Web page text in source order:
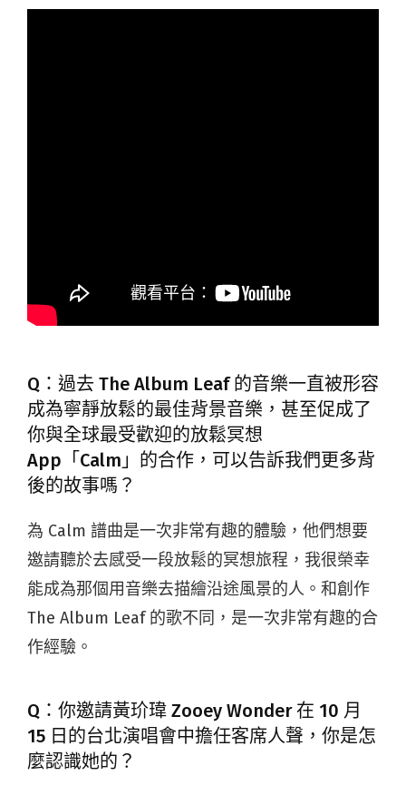
Q：過去 The Album Leaf 的音樂一直被形容
成為寧靜放鬆的最佳背景音樂，甚至促成了
你與全球最受歡迎的放鬆冥想
App「Calm」的合作，可以告訴我們更多背
後的故事嗎？
為 Calm 譜曲是一次非常有趣的體驗，他們想要
邀請聽於去感受一段放鬆的冥想旅程，我很榮幸
能成為那個用音樂去描繪沿途風景的人。和創作
The Album Leaf 的歌不同，是一次非常有趣的合
作經驗。
Q：你邀請黃玠瑋 Zooey Wonder 在 10 月
15 日的台北演唱會中擔任客席人聲，你是怎
麼認識她的？